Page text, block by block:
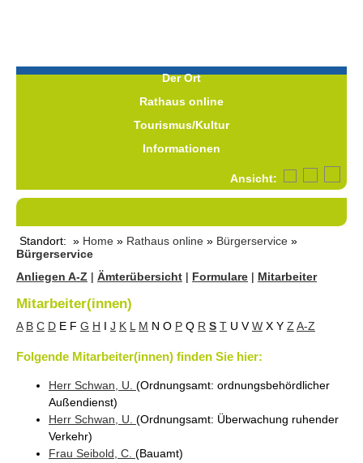
Der Ort
Rathaus online
Tourismus/Kultur
Informationen
Ansicht:
Standort: » Home » Rathaus online » Bürgerservice »
Bürgerservice
Anliegen A-Z | Ämterübersicht | Formulare | Mitarbeiter
Mitarbeiter(innen)
A B C D E F G H I J K L M N O P Q R S T U V W X Y Z A-Z
Folgende Mitarbeiter(innen) finden Sie hier:
Herr Schwan , U. (Ordnungsamt: ordnungsbehördlicher
Außendienst)
Herr Schwan , U. (Ordnungsamt: Überwachung ruhender
Verkehr)
Frau Seibold , C. (Bauamt)